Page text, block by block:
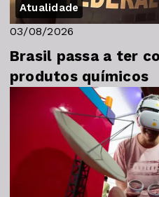
Atualidade
03/08/2026
Brasil passa a ter
produtos químicos